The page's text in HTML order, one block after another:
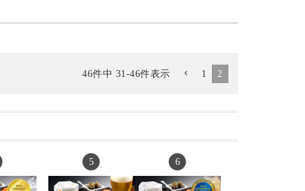
46件中 31-46件表示 1 2